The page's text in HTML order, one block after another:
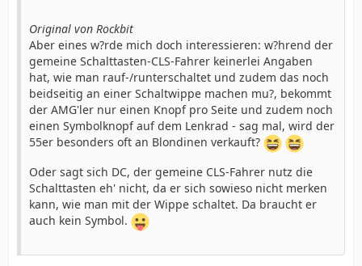
Original von Rockbit
Aber eines w?rde mich doch interessieren: w?hrend der
gemeine Schalttasten-CLS-Fahrer keinerlei Angaben
hat, wie man rauf-/runterschaltet und zudem das noch
beidseitig an einer Schaltwippe machen mu?, bekommt
der AMG'ler nur einen Knopf pro Seite und zudem noch
einen Symbolknopf auf dem Lenkrad - sag mal, wird der
55er besonders oft an Blondinen verkauft?
Oder sagt sich DC, der gemeine CLS-Fahrer nutz die
Schalttasten eh' nicht, da er sich sowieso nicht merken
kann, wie man mit der Wippe schaltet. Da braucht er
auch kein Symbol.